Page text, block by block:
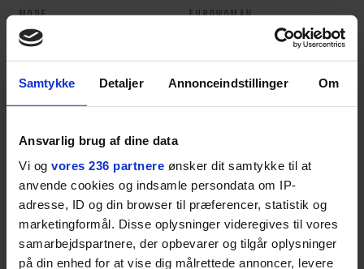
Samtykke Detaljer Annonceindstillinger Om
Ansvarlig brug af dine data
Vi og vores 236 partnere ønsker dit samtykke til at
anvende cookies og indsamle persondata om IP-
adresse, ID og din browser til præferencer, statistik og
marketingformål. Disse oplysninger videregives til vores
samarbejdspartnere, der opbevarer og tilgår oplysninger
på din enhed for at vise dig målrettede annoncer, levere
MODE
Dansk herretøjsmærke
vinder stor modepris –
og en masse penge
EUROWOMAN
Stor guide til Nice: Her
skal du spise, sove,
bade, drikke vin,
shoppe og se på kunst
ANBEFALET